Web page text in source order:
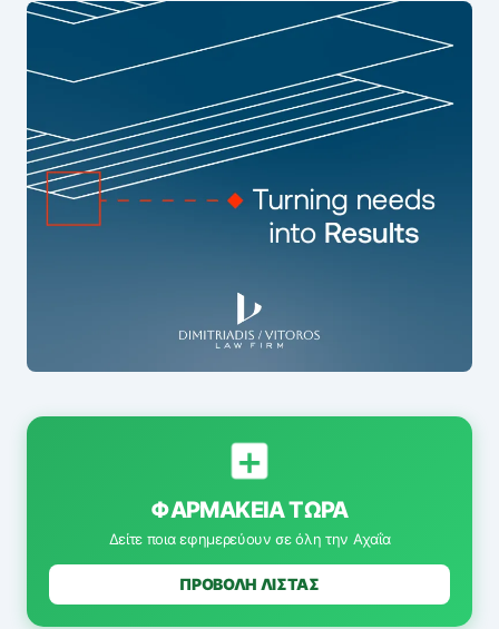
ΦΑΡΜΑΚΕΊΑ ΤΏΡΑ
Δείτε ποια εφημερεύουν σε όλη την Αχαΐα
ΠΡΟΒΟΛΗ ΛΙΣΤΑΣ